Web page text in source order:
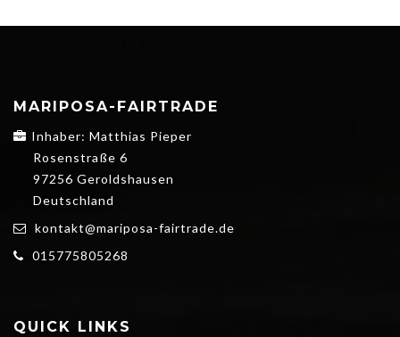
MARIPOSA-FAIRTRADE
Inhaber: Matthias Pieper
Rosenstraße 6
97256 Geroldshausen
Deutschland
kontakt@mariposa-fairtrade.de
015775805268
QUICK LINKS